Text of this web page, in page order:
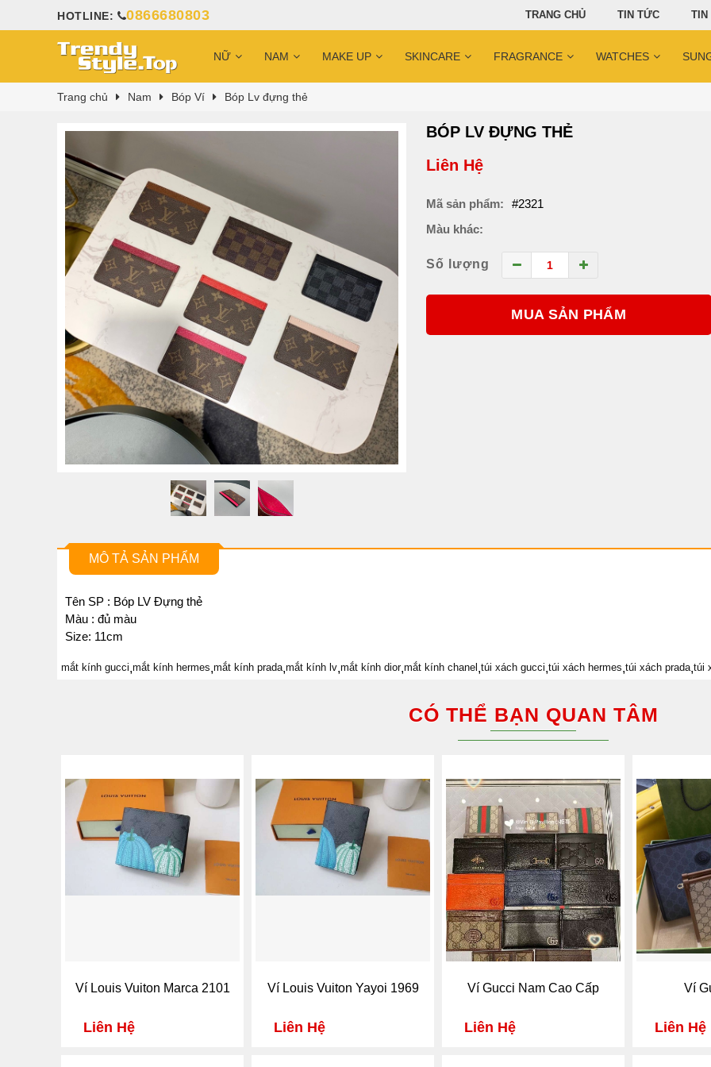
HOTLINE: 0866680803 TRANG CHỦ TIN TỨC TIN
NỮ NAM MAKE UP SKINCARE FRAGRANCE WATCHES
Trang chủ Nam Bóp Ví Bóp Lv đựng thẻ
BÓP LV ĐỰNG THẺ
Liên Hệ
Mã sản phẩm:
#2321
Màu khác:
Số lượng
MUA SẢN PHẨM
MÔ TẢ SẢN PHẨM
Tên SP : Bóp LV Đựng thẻ
Màu : đủ màu
Size: 11cm
mắt kính gucci,mắt kính hermes,mắt kính prada,mắt kính lv,mắt kính dior,mắt kính chanel ,túi xách gucci,túi xách hermes,túi xách prada,túi
CÓ THỂ BẠN QUAN TÂM
Ví Louis Vuiton Marca 2101
Liên Hệ
Ví Louis Vuiton Yayoi 1969
Liên Hệ
Ví Gucci Nam Cao Cấp
Liên Hệ
Ví
Liên Hệ